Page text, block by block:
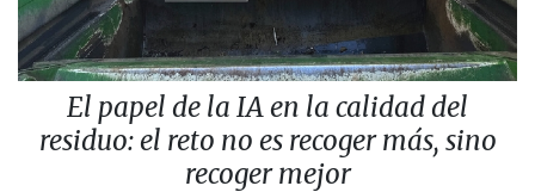
El papel de la IA en la calidad del
residuo: el reto no es recoger más, sino
recoger mejor